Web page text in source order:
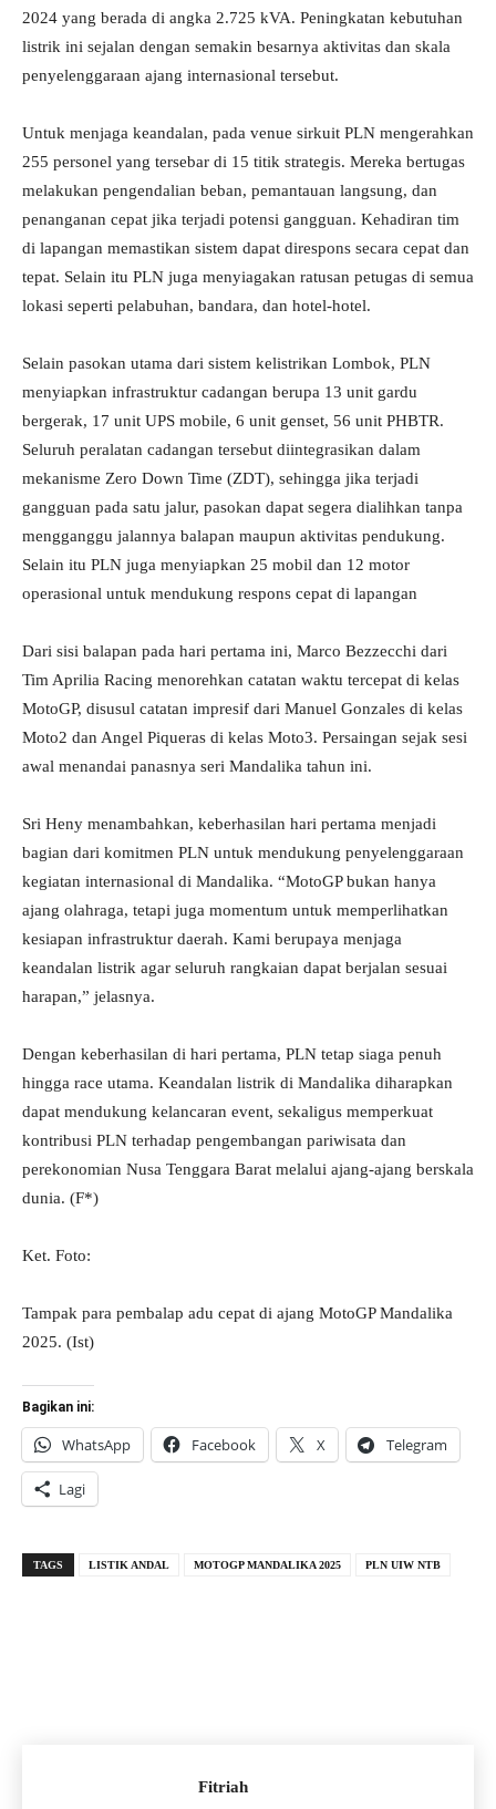
2024 yang berada di angka 2.725 kVA. Peningkatan kebutuhan
listrik ini sejalan dengan semakin besarnya aktivitas dan skala
penyelenggaraan ajang internasional tersebut.
Untuk menjaga keandalan, pada venue sirkuit PLN mengerahkan
255 personel yang tersebar di 15 titik strategis. Mereka bertugas
melakukan pengendalian beban, pemantauan langsung, dan
penanganan cepat jika terjadi potensi gangguan. Kehadiran tim
di lapangan memastikan sistem dapat direspons secara cepat dan
tepat. Selain itu PLN juga menyiagakan ratusan petugas di semua
lokasi seperti pelabuhan, bandara, dan hotel-hotel.
Selain pasokan utama dari sistem kelistrikan Lombok, PLN
menyiapkan infrastruktur cadangan berupa 13 unit gardu
bergerak, 17 unit UPS mobile, 6 unit genset, 56 unit PHBTR.
Seluruh peralatan cadangan tersebut diintegrasikan dalam
mekanisme Zero Down Time (ZDT), sehingga jika terjadi
gangguan pada satu jalur, pasokan dapat segera dialihkan tanpa
mengganggu jalannya balapan maupun aktivitas pendukung.
Selain itu PLN juga menyiapkan 25 mobil dan 12 motor
operasional untuk mendukung respons cepat di lapangan
Dari sisi balapan pada hari pertama ini, Marco Bezzecchi dari
Tim Aprilia Racing menorehkan catatan waktu tercepat di kelas
MotoGP, disusul catatan impresif dari Manuel Gonzales di kelas
Moto2 dan Angel Piqueras di kelas Moto3. Persaingan sejak sesi
awal menandai panasnya seri Mandalika tahun ini.
Sri Heny menambahkan, keberhasilan hari pertama menjadi
bagian dari komitmen PLN untuk mendukung penyelenggaraan
kegiatan internasional di Mandalika. “MotoGP bukan hanya
ajang olahraga, tetapi juga momentum untuk memperlihatkan
kesiapan infrastruktur daerah. Kami berupaya menjaga
keandalan listrik agar seluruh rangkaian dapat berjalan sesuai
harapan,” jelasnya.
Dengan keberhasilan di hari pertama, PLN tetap siaga penuh
hingga race utama. Keandalan listrik di Mandalika diharapkan
dapat mendukung kelancaran event, sekaligus memperkuat
kontribusi PLN terhadap pengembangan pariwisata dan
perekonomian Nusa Tenggara Barat melalui ajang-ajang berskala
dunia. (F*)
Ket. Foto:
Tampak para pembalap adu cepat di ajang MotoGP Mandalika
2025. (Ist)
Bagikan ini:
WhatsApp Facebook X Telegram
Lagi
TAGS LISTIK ANDAL MOTOGP MANDALIKA 2025 PLN UIW NTB
Fitriah